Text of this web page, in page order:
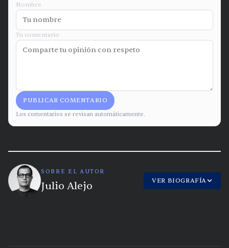
Nombre
Tu comentario
PUBLICAR COMENTARIO
Los comentarios se revisan automáticamente.
SOBRE EL AUTOR
Julio Alejo VER BIOGRAFÍA